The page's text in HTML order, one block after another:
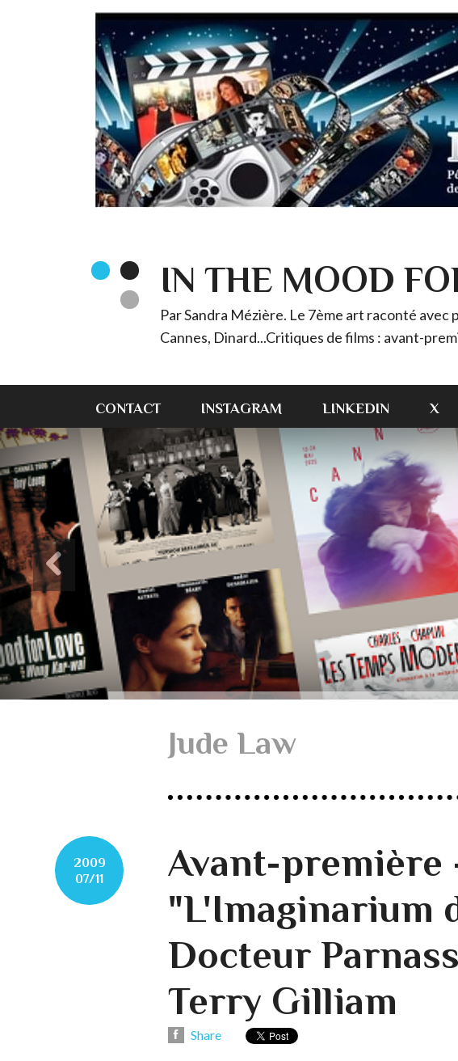
IN THE MOOD
Par Sandra Mézière. Le 7ème art raconté avec
Cannes, Dinard...Critiques de films : avant-
CONTACT INSTAGRAM LINKEDIN X
Jude Law
2009
07/11
Avant-première
"L'Imaginarium
Docteur
Terry Gilliam
Share